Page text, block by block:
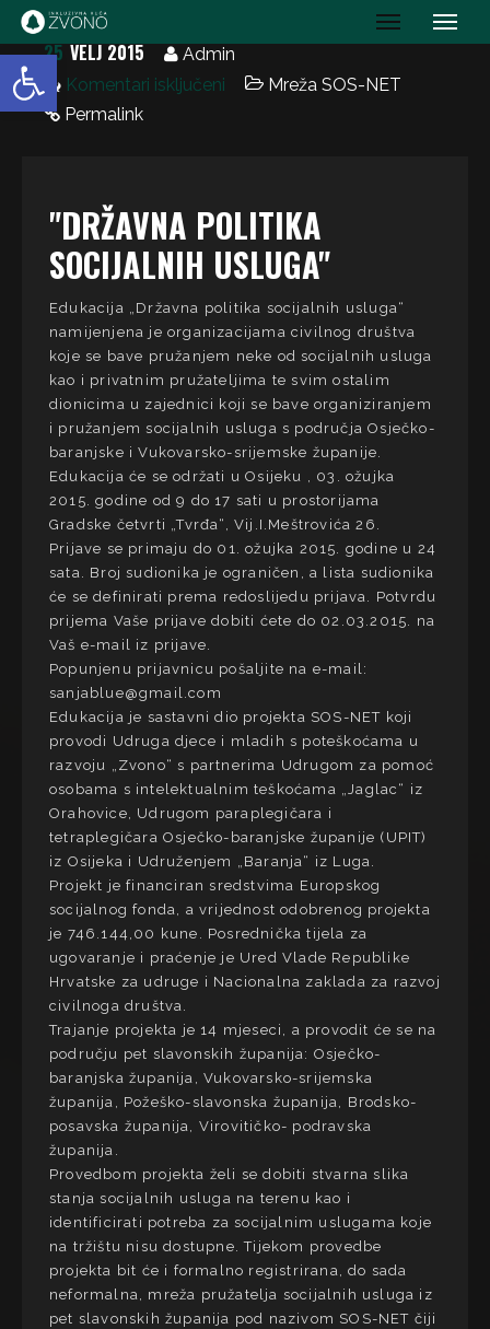
Open toolbar IK Zvono
25 VELJ 2015
Admin
Komentari isključeni
Mreža SOS-NET
Permalink
"DRŽAVNA POLITIKA
SOCIJALNIH USLUGA"
Edukacija „Državna politika socijalnih usluga“
namijenjena je organizacijama civilnog društva
koje se bave pružanjem neke od socijalnih usluga
kao i privatnim pružateljima te svim ostalim
dionicima u zajednici koji se bave organiziranjem
i pružanjem socijalnih usluga s područja Osječko-
baranjske i Vukovarsko-srijemske županije.
Edukacija će se održati u Osijeku , 03. ožujka
2015. godine od 9 do 17 sati u prostorijama
Gradske četvrti „Tvrđa“, Vij.I.Meštrovića 26.
Prijave se primaju do 01. ožujka 2015. godine u 24
sata. Broj sudionika je ograničen, a lista sudionika
će se definirati prema redoslijedu prijava. Potvrdu
prijema Vaše prijave dobiti ćete do 02.03.2015. na
Vaš e-mail iz prijave.
Popunjenu prijavnicu pošaljite na e-mail:
sanjablue@gmail.com
Edukacija je sastavni dio projekta SOS-NET koji
provodi Udruga djece i mladih s poteškoćama u
razvoju „Zvono“ s partnerima Udrugom za pomoć
osobama s intelektualnim teškoćama „Jaglac“ iz
Orahovice, Udrugom paraplegičara i
tetraplegičara Osječko-baranjske županije (UPIT)
iz Osijeka i Udruženjem „Baranja“ iz Luga.
Projekt je financiran sredstvima Europskog
socijalnog fonda, a vrijednost odobrenog projekta
je 746.144,00 kune. Posrednička tijela za
ugovaranje i praćenje je Ured Vlade Republike
Hrvatske za udruge i Nacionalna zaklada za razvoj
civilnoga društva.
Trajanje projekta je 14 mjeseci, a provodit će se na
području pet slavonskih županija: Osječko-
baranjska županija, Vukovarsko-srijemska
županija, Požeško-slavonska županija, Brodsko-
posavska županija, Virovitičko- podravska
županija.
Provedbom projekta želi se dobiti stvarna slika
stanja socijalnih usluga na terenu kao i
identificirati potreba za socijalnim uslugama koje
na tržištu nisu dostupne. Tijekom provedbe
projekta bit će i formalno registrirana, do sada
neformalna, mreža pružatelja socijalnih usluga iz
pet slavonskih županija pod nazivom SOS-NET čiji